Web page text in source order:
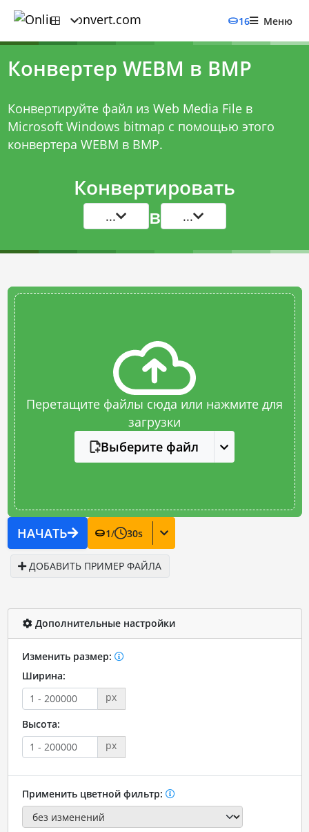
16 Меню
Конвертер WEBM в BMP
Конвертируйте файл из Web Media File в
Microsoft Windows bitmap с помощью этого
конвертера WEBM в BMP.
Конвертировать
... в ...
Перетащите файлы сюда или нажмите для
загрузки
Выберите файл
НАЧАТЬ 1/ 30s
ДОБАВИТЬ ПРИМЕР ФАЙЛА
Дополнительные настройки
Изменить размер:
Ширина:
px
Высота:
px
Применить цветной фильтр: